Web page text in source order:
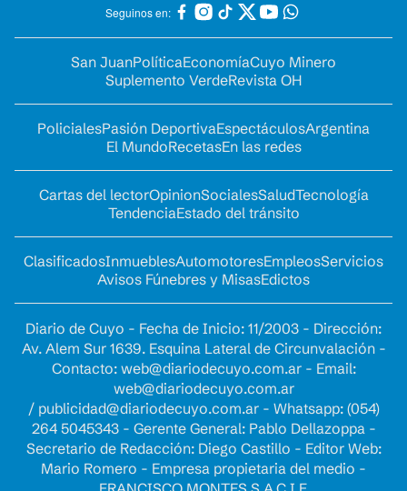
Seguinos en:
San JuanPolíticaEconomíaCuyo Minero
Suplemento VerdeRevista OH
PolicialesPasión DeportivaEspectáculosArgentina
El MundoRecetasEn las redes
Cartas del lectorOpinionSocialesSaludTecnología
TendenciaEstado del tránsito
ClasificadosInmueblesAutomotoresEmpleosServicios
Avisos Fúnebres y MisasEdictos
Diario de Cuyo - Fecha de Inicio: 11/2003 - Dirección:
Av. Alem Sur 1639. Esquina Lateral de Circunvalación -
Contacto: web@diariodecuyo.com.ar- Email:
web@diariodecuyo.com.ar
/ publicidad@diariodecuyo.com.ar- Whatsapp: (054)
264 5045343 - Gerente General: Pablo Dellazoppa -
Secretario de Redacción: Diego Castillo - Editor Web:
Mario Romero - Empresa propietaria del medio -